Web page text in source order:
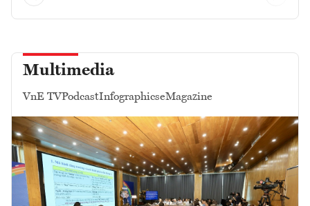
Multimedia
VnE TVPodcastInfographicseMagazine